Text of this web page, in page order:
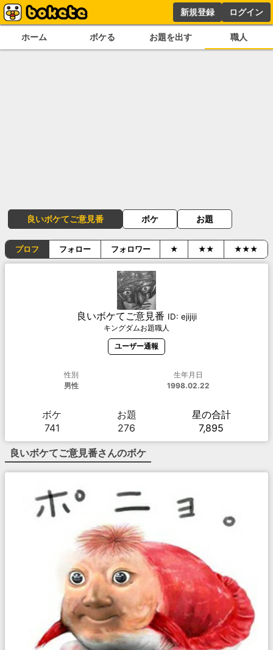
新規登録 ログイン
ホーム ボケる お題を出す 職人
良いボケてご意見番 ボケ お題
プロフ フォロー フォロワー ★ ★★ ★★★
良いボケてご意見番 ID: ejijiji
キングダムお題職人
ユーザー通報
性別
男性
生年月日
1998.02.22
ボケ
741
お題
276
星の合計
7,895
良いボケてご意見番さんのボケ